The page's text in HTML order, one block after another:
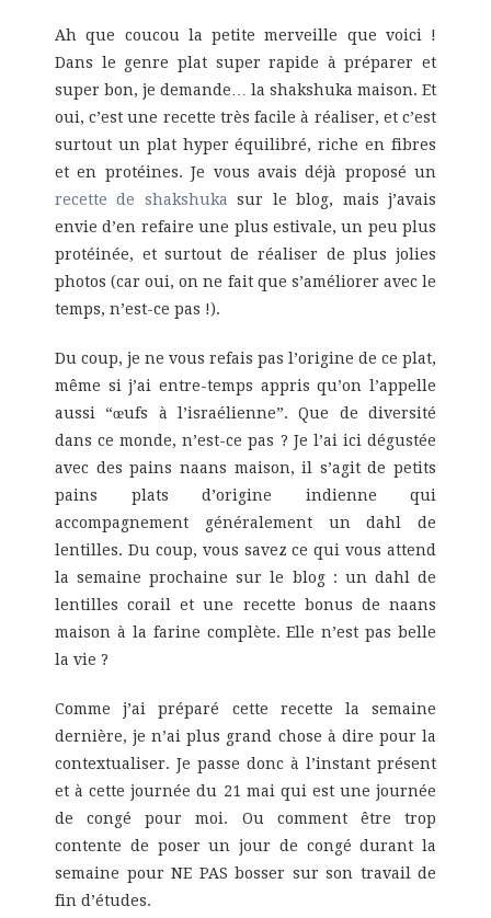
Ah que coucou la petite merveille que voici !
Dans le genre plat super rapide à préparer et
super bon, je demande… la shakshuka maison. Et
oui, c’est une recette très facile à réaliser, et c’est
surtout un plat hyper équilibré, riche en fibres
et en protéines. Je vous avais déjà proposé un
recette de shakshuka
sur le blog, mais j’avais
envie d’en refaire une plus estivale, un peu plus
protéinée, et surtout de réaliser de plus jolies
photos (car oui, on ne fait que s’améliorer avec le
temps, n’est-ce pas !).
Du coup, je ne vous refais pas l’origine de ce plat,
même si j’ai entre-temps appris qu’on l’appelle
aussi “œufs à l’israélienne”. Que de diversité
dans ce monde, n’est-ce pas ? Je l’ai ici dégustée
avec des pains naans maison, il s’agit de petits
pains plats d’origine indienne qui
accompagnement généralement un dahl de
lentilles. Du coup, vous savez ce qui vous attend
la semaine prochaine sur le blog : un dahl de
lentilles corail et une recette bonus de naans
maison à la farine complète. Elle n’est pas belle
la vie ?
Comme j’ai préparé cette recette la semaine
dernière, je n’ai plus grand chose à dire pour la
contextualiser. Je passe donc à l’instant présent
et à cette journée du 21 mai qui est une journée
de congé pour moi. Ou comment être trop
contente de poser un jour de congé durant la
semaine pour NE PAS bosser sur son travail de
fin d’études.